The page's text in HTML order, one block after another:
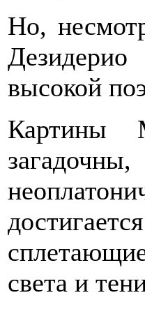
Но,
высокой
Картины
света и